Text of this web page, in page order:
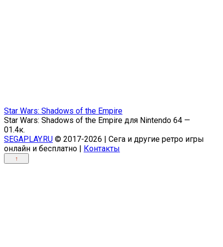
Star Wars: Shadows of the Empire
Star Wars: Shadows of the Empire для Nintendo 64 —
01.4к.
SEGAPLAY.RU © 2017-2026 | Сега и другие ретро игры
онлайн и бесплатно | Контакты